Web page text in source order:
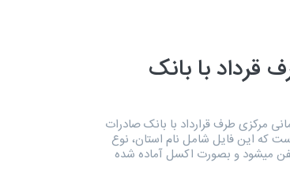
قرداد با بانک
مرکزی طرف قرارداد با بانک صادرات
اطلاعاتی است که این فایل شامل نام استان، نوع
میشود و بصورت اکسل آماده شده